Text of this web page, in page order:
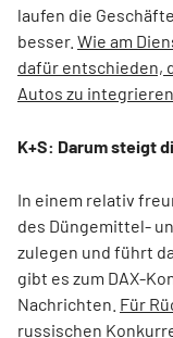
laufen die
besser. Wie am
dafür entschieden,
Autos zu integrieren.
K+S: Darum steigt
In einem relativ
des Düngemittel-
zulegen und führt
gibt es zum DAX-
Nachrichten. Für
russischen